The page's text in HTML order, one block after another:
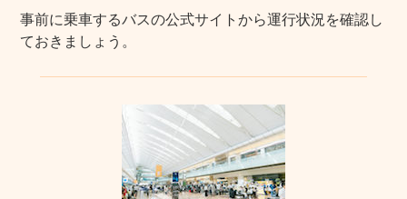
事前に乗車するバスの公式サイトから運行状況を確認し
ておきましょう。